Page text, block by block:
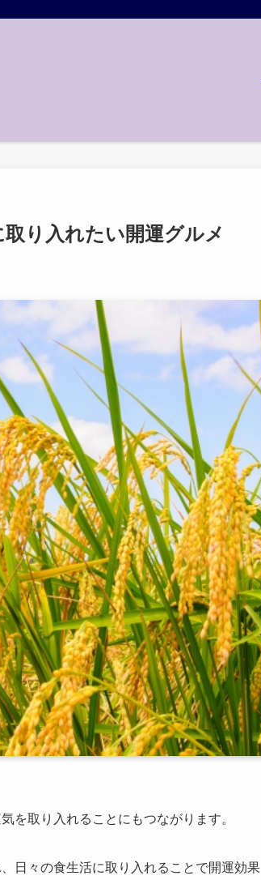
取り入れたい開運グルメ
を取り入れることにもつながります。
日々の食生活に取り入れることで開運効果